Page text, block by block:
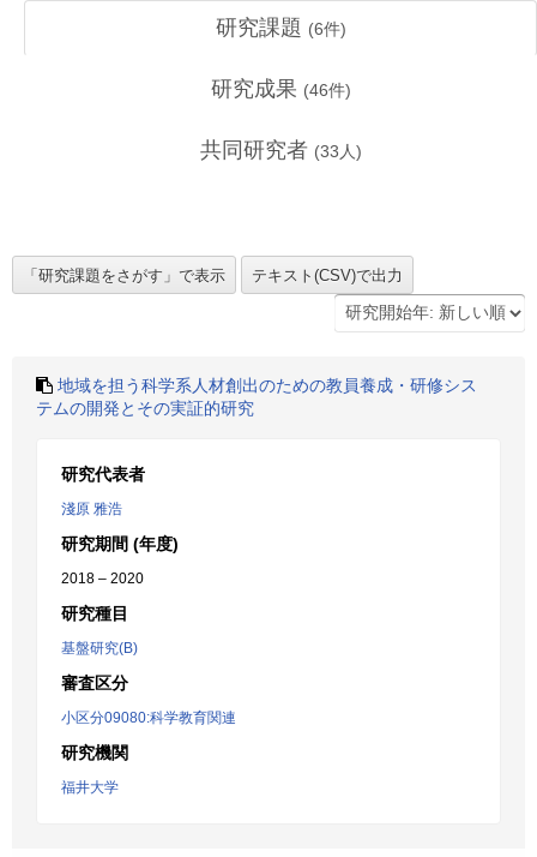
研究課題 (6件)
研究成果 (46件)
共同研究者 (33 人)
地域を担う科学系人材創出のための教員養成・研修シス
テムの開発とその実証的研究
研究代表者
淺原 雅浩
研究期間 (年度)
2018 – 2020
研究種目
基盤研究(B)
審査区分
小区分09080:科学教育関連
研究機関
福井大学